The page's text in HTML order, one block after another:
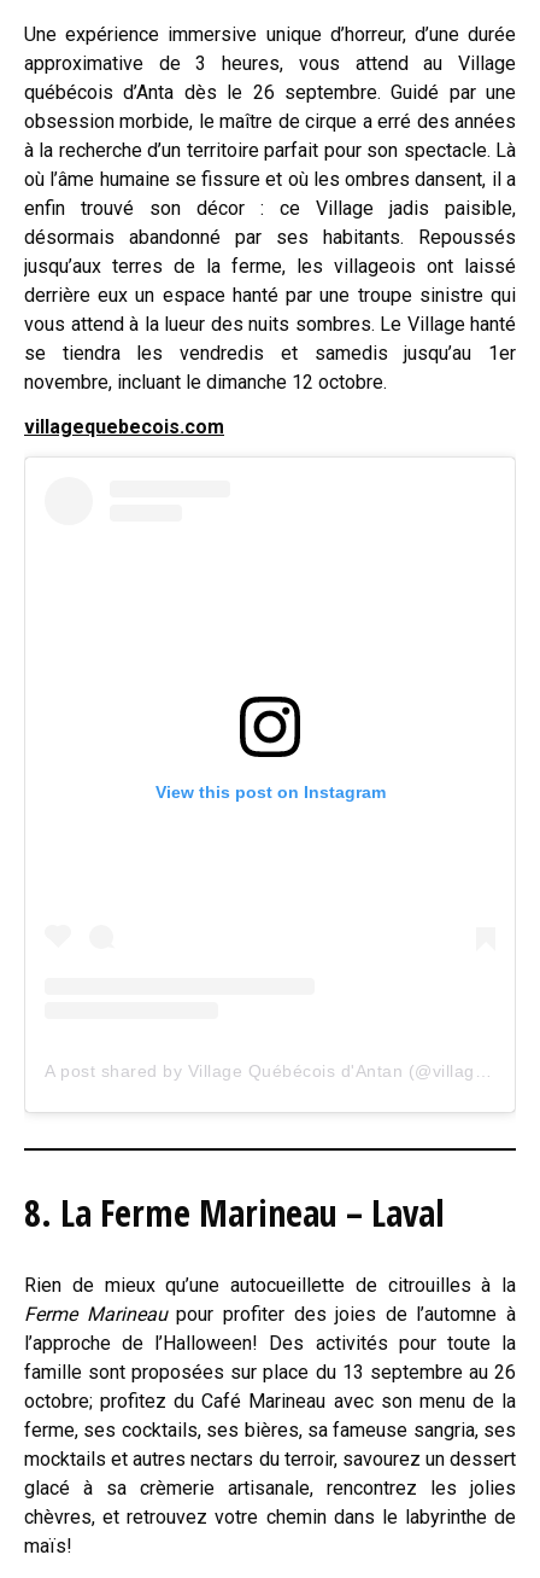
Une expérience immersive unique d’horreur, d’une durée
approximative de 3 heures, vous attend au Village
québécois d’Anta dès le 26 septembre. Guidé par une
obsession morbide, le maître de cirque a erré des années
à la recherche d’un territoire parfait pour son spectacle. Là
où l’âme humaine se fissure et où les ombres dansent, il a
enfin trouvé son décor : ce Village jadis paisible,
désormais abandonné par ses habitants. Repoussés
jusqu’aux terres de la ferme, les villageois ont laissé
derrière eux un espace hanté par une troupe sinistre qui
vous attend à la lueur des nuits sombres. Le Village hanté
se tiendra les vendredis et samedis jusqu’au 1er
novembre, incluant le dimanche 12 octobre.
villagequebecois.com
View this post on Instagram
A post shared by Village Québécois d'Antan (@villagequebecois)
8. La Ferme Marineau – Laval
Rien de mieux qu’une autocueillette de citrouilles à la
Ferme Marineaupour profiter des joies de l’automne à
l’approche de l’Halloween! Des activités pour toute la
famille sont proposées sur place du 13 septembre au 26
octobre; profitez du Café Marineau avec son menu de la
ferme, ses cocktails, ses bières, sa fameuse sangria, ses
mocktails et autres nectars du terroir, savourez un dessert
glacé à sa crèmerie artisanale, rencontrez les jolies
chèvres, et retrouvez votre chemin dans le labyrinthede
maïs!